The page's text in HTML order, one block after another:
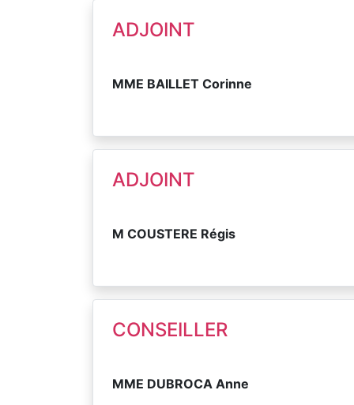
ADJOINT
MME BAILLET Corinne
ADJOINT
M COUSTERE Régis
CONSEILLER
MME DUBROCA Anne